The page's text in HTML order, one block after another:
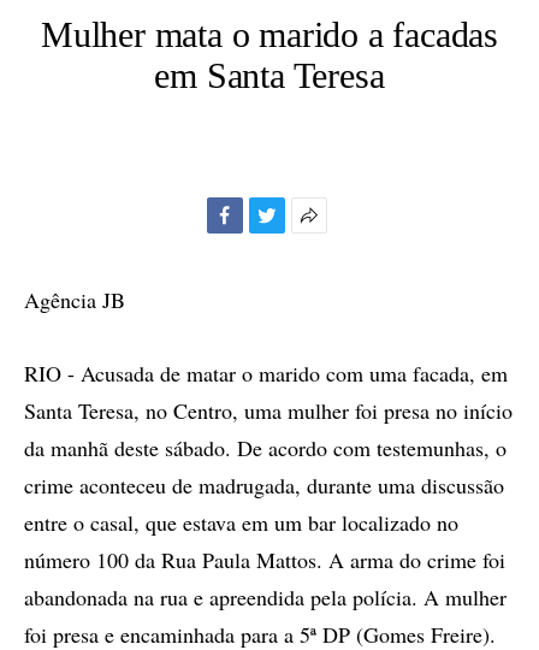
Mulher mata o marido a facadas
em Santa Teresa
Agência JB
RIO - Acusada de matar o marido com uma facada, em
Santa Teresa, no Centro, uma mulher foi presa no início
da manhã deste sábado. De acordo com testemunhas, o
crime aconteceu de madrugada, durante uma discussão
entre o casal, que estava em um bar localizado no
número 100 da Rua Paula Mattos. A arma do crime foi
abandonada na rua e apreendida pela polícia. A mulher
foi presa e encaminhada para a 5ª DP (Gomes Freire).